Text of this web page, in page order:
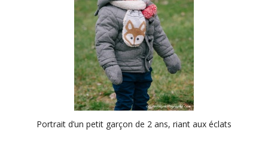
Portrait d’un petit garçon de 2 ans, riant aux éclats